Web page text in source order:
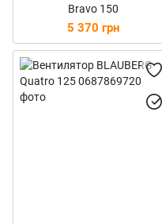
Bravo 150
5 370 грн